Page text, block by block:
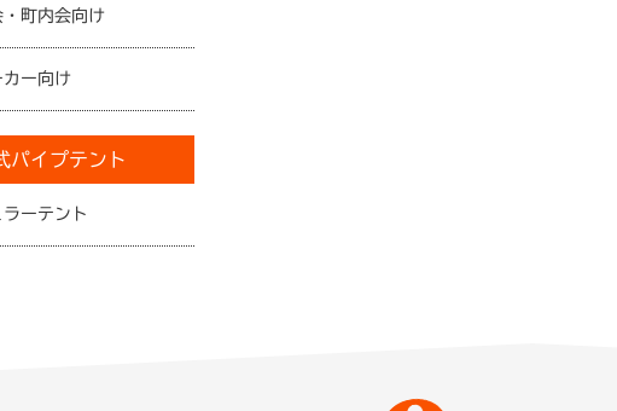
・町内会向け
カー向け
パイプテント
ラーテント